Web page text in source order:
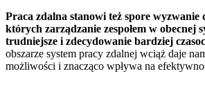
Praca zdalna stanowi też spore wyzwanie
których zarządzanie zespołem w obecnej
trudniejsze i zdecydowanie bardziej
obszarze system pracy zdalnej wciąż daje
możliwości i znacząco wpływa na